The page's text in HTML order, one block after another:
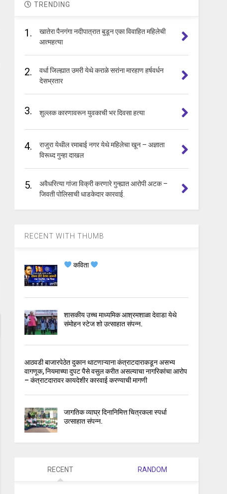
TRENDING
1.
खातेरा पैनगंगा नदीपात्रात बुडून एका विवाहित महिलेची
आत्महत्या
2.
वर्धा जिल्ह्यात उमरी येथे कराळे सरांना मारहाण हर्षवर्धन
देसभ्रतार
3. शुल्लक कारणावरून युवकाची भर दिवसा हत्या
4.
राजुरा येथील रमाबाई नगर येथे महिलेचा खून – अज्ञाता
विरूध्द गुन्हा दाखल
5.
अवैधरित्या गांजा विक्री करणारे गुन्ह्यात आरोपी अटक –
जिवती पोलिसाची धाडकेदार कारवाई.
RECENT WITH THUMB
कविता
शासकीय उच्च माध्यमिक आश्रमशाळा देवाडा येथे
संमोहन स्टेज शो उत्साहात संपन्न.
आठवडी बाजारपेठेत दुकान थाटणाऱ्याना कंत्राटदाराकडून असभ्य
वागणूक, नियमाच्या दुपट पैसे वसुल करीत असल्याचा नागरिकांचा आरोप
– कंत्राटदारावर कायदेशीर कारवाई करण्याची मागणी
जागतिक व्याघ्र दिनानिमित्त चित्रकला स्पर्धा
उत्साहात संपन्न.
RECENT RANDOM